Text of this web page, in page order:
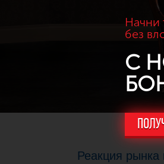
Начни
без
С
Реакция